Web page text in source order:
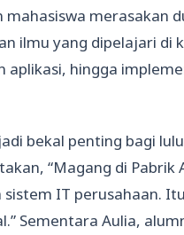
merasakan
ilmu yang dipelajari di
hingga
bekal penting bagi
“Magang di
IT perusahaan.
Sementara Aulia,